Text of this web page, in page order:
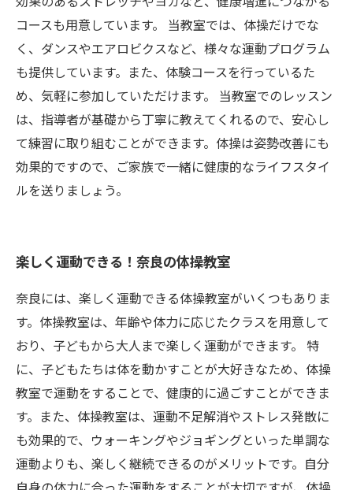
コースも用意しています。 当教室では、体操だけでな
く、ダンスやエアロビクスなど、様々な運動プログラム
も提供しています。また、体験コースを行っているた
め、気軽に参加していただけます。 当教室でのレッスン
は、指導者が基礎から丁寧に教えてくれるので、安心し
て練習に取り組むことができます。体操は姿勢改善にも
効果的ですので、ご家族で一緒に健康的なライフスタイ
ルを送りましょう。
楽しく運動できる！奈良の体操教室
奈良には、楽しく運動できる体操教室がいくつもありま
す。体操教室は、年齢や体力に応じたクラスを用意して
おり、子どもから大人まで楽しく運動ができます。 特
に、子どもたちは体を動かすことが大好きなため、体操
教室で運動をすることで、健康的に過ごすことができま
す。また、体操教室は、運動不足解消やストレス発散に
も効果的で、ウォーキングやジョギングといった単調な
運動よりも、楽しく継続できるのがメリットです。自分